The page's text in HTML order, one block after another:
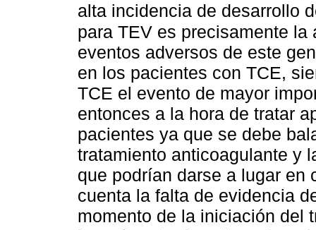
alta incidencia de desarrollo
para TEV es precisamente
eventos adversos de este
en los pacientes con TCE,
TCE el evento de mayor
entonces a la hora de tratar
pacientes ya que se debe
tratamiento anticoagulante y
que podrían darse a lugar en
cuenta la falta de evidencia
momento de la iniciación del